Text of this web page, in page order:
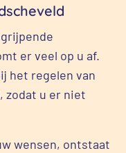
er veel op u af.
het regelen van
zodat u er niet
wensen, ontstaat